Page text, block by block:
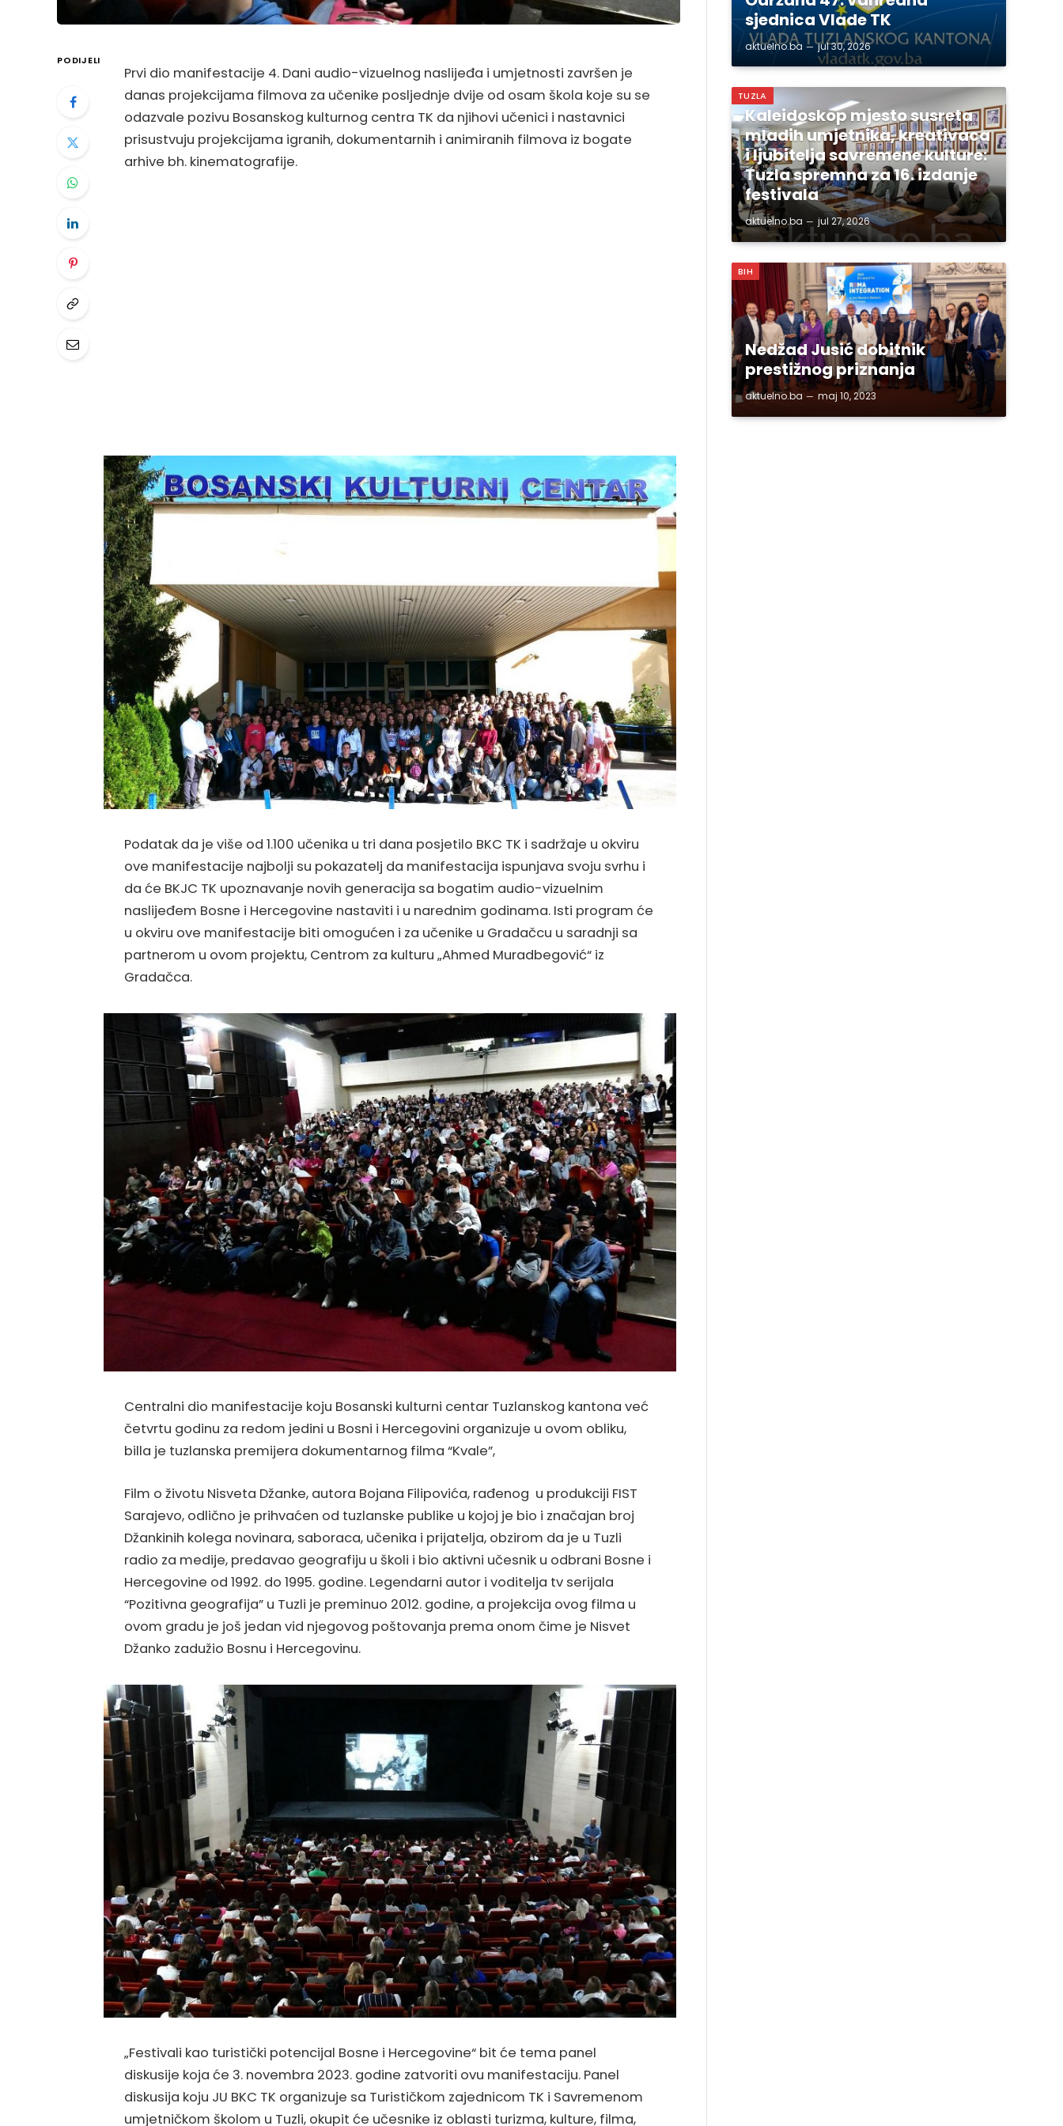
PODIJELI
Prvi dio manifestacije 4. Dani audio-vizuelnog naslijeđa i umjetnosti završen je
danas projekcijama filmova za učenike posljednje dvije od osam škola koje su se
odazvale pozivu Bosanskog kulturnog centra TK da njihovi učenici i nastavnici
prisustvuju projekcijama igranih, dokumentarnih i animiranih filmova iz bogate
arhive bh. kinematografije.
Podatak da je više od 1.100 učenika u tri dana posjetilo BKC TK i sadržaje u okviru
ove manifestacije najbolji su pokazatelj da manifestacija ispunjava svoju svrhu i
da će BKJC TK upoznavanje novih generacija sa bogatim audio-vizuelnim
naslijeđem Bosne i Hercegovine nastaviti i u narednim godinama. Isti program će
u okviru ove manifestacije biti omogućen i za učenike u Gradačcu u saradnji sa
partnerom u ovom projektu, Centrom za kulturu „Ahmed Muradbegović“ iz
Gradačca.
Centralni dio manifestacije koju Bosanski kulturni centar Tuzlanskog kantona već
četvrtu godinu za redom jedini u Bosni i Hercegovini organizuje u ovom obliku,
billa je tuzlanska premijera dokumentarnog filma “Kvale”,
Film o životu Nisveta Džanke, autora Bojana Filipovića, rađenog u produkciji FIST
Sarajevo, odlično je prihvaćen od tuzlanske publike u kojoj je bio i značajan broj
Džankinih kolega novinara, saboraca, učenika i prijatelja, obzirom da je u Tuzli
radio za medije, predavao geografiju u školi i bio aktivni učesnik u odbrani Bosne i
Hercegovine od 1992. do 1995. godine. Legendarni autor i voditelja tv serijala
“Pozitivna geografija” u Tuzli je preminuo 2012. godine, a projekcija ovog filma u
ovom gradu je još jedan vid njegovog poštovanja prema onom čime je Nisvet
Džanko zadužio Bosnu i Hercegovinu.
„Festivali kao turistički potencijal Bosne i Hercegovine“ bit će tema panel
diskusije koja će 3. novembra 2023. godine zatvoriti ovu manifestaciju. Panel
diskusija koju JU BKC TK organizuje sa Turističkom zajednicom TK i Savremenom
umjetničkom školom u Tuzli, okupit će učesnike iz oblasti turizma, kulture, filma,
sjednica Vlade TK
aktuelno.ba jul 30, 2026
TUZLA
Kaleidoskop mjesto susreta
mladih umjetnika, kreativaca
i ljubitelja savremene kulture:
Tuzla spremna za 16. izdanje
festivala
aktuelno.ba jul 27, 2026
BIH
Nedžad Jusić dobitnik
prestižnog priznanja
aktuelno.ba maj 10, 2023